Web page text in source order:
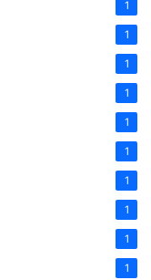
1
1
1
1
1
1
1
1
1
1